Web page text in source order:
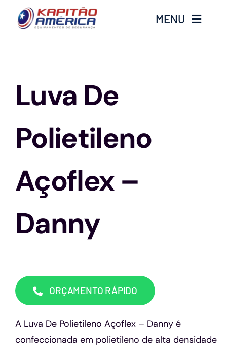
o
MENU
Produtos
Luvas
Altura
Óculos
Contato
Luva De
Polietileno
Açoflex –
Danny
ORÇAMENTO RÁPIDO
A Luva De Polietileno Açoflex – Danny é
confeccionada em polietileno de alta densidade